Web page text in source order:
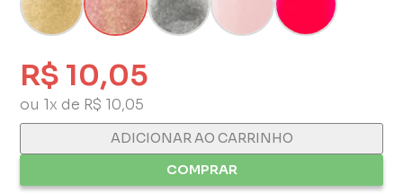
R$ 10,05
ou 1x de R$ 10,05
ADICIONAR AO CARRINHO
COMPRAR